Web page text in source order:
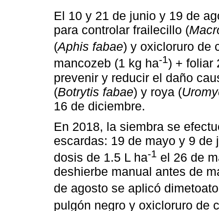
El 10 y 21 de junio y 19 de
para controlar frailecillo (
(Aphis fabae) y oxicloruro de
mancozeb (1 kg ha-1) + foliar
prevenir y reducir el daño
(Botrytis fabae) y roya (
16 de diciembre.
En 2018, la siembra se
escardas: 19 de mayo y 9
dosis de 1.5 L ha-1 el 26 de
deshierbe manual antes de
de agosto se aplicó
pulgón negro y oxicloruro de